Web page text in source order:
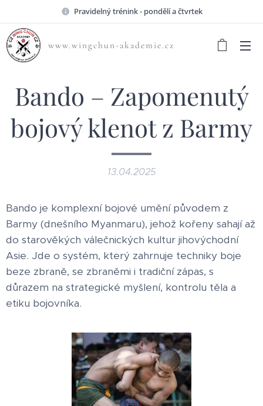
Pravidelný trénink - pondělí a čtvrtek
www.wingchun-akademie.cz
Bando – Zapomenutý
bojový klenot z Barmy
13.04.2025
Bando je komplexní bojové umění původem z
Barmy (dnešního Myanmaru), jehož kořeny sahají až
do starověkých válečnických kultur jihovýchodní
Asie. Jde o systém, který zahrnuje techniky boje
beze zbraně, se zbraněmi i tradiční zápas, s
důrazem na strategické myšlení, kontrolu těla a
etiku bojovníka.